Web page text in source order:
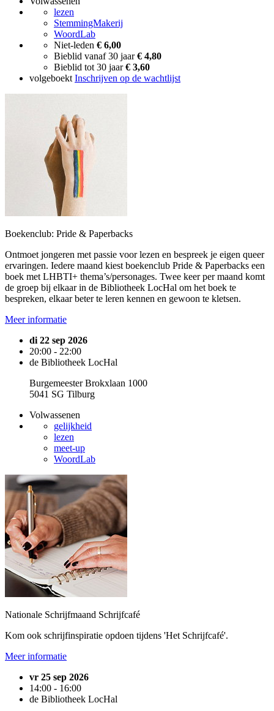
lezen
StemmingMakerij
WoordLab
Niet-leden € 6,00
Bieblid vanaf 30 jaar€ 4,80
Bieblid tot 30 jaar€ 3,60
volgeboekt Inschrijven op de wachtlijst
Boekenclub: Pride & Paperbacks
Ontmoet jongeren met passie voor lezen en bespreek je eigen queer
ervaringen. Iedere maand kiest boekenclub Pride & Paperbacks een
boek met LHBTI+ thema’s/personages. Twee keer per maand komt
de groep bij elkaar in de Bibliotheek LocHal om het boek te
bespreken, elkaar beter te leren kennen en gewoon te kletsen.
Meer informatie
di 22 sep 2026
20:00 - 22:00
de Bibliotheek LocHal
Burgemeester Brokxlaan 1000
5041 SG Tilburg
Volwassenen
gelijkheid
lezen
meet-up
WoordLab
Nationale Schrijfmaand Schrijfcafé
Kom ook schrijfinspiratie opdoen tijdens 'Het Schrijfcafé'.
Meer informatie
vr 25 sep 2026
14:00 - 16:00
de Bibliotheek LocHal